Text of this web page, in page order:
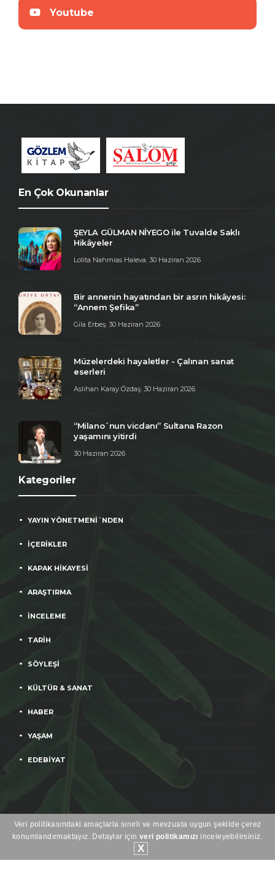
Veri politikasındaki amaçlarla sınırlı ve mevzuata uygun şekilde çerez
konumlandırmaktayız. Detaylar içinveri politikamızı inceleyebilirsiniz.
X
Youtube
En Çok Okunanlar
ŞEYLA GÜLMAN NİYEGO ile Tuvalde Saklı
Hikâyeler
Lolita Nahmias Haleva, 30 Haziran 2026
Bir annenin hayatından bir asrın hikâyesi:
“Annem Şefika”
Gila Erbeş, 30 Haziran 2026
Müzelerdeki hayaletler - Çalınan sanat
eserleri
Aslıhan Karay Özdaş, 30 Haziran 2026
“Milano´nun vicdanı” Sultana Razon
yaşamını yitirdi
30 Haziran 2026
Kategoriler
YAYIN YÖNETMENİ´NDEN
İÇERİKLER
KAPAK HİKAYESİ
ARAŞTIRMA
İNCELEME
TARİH
SÖYLEŞİ
KÜLTÜR & SANAT
HABER
YAŞAM
EDEBİYAT
© 2026 Gözlem Gazetecilik Basın Yayın AŞ. Tüm Hakları Saklıdır.
Yayınlanan yazıların sorumluluğu yazarlara aittir.